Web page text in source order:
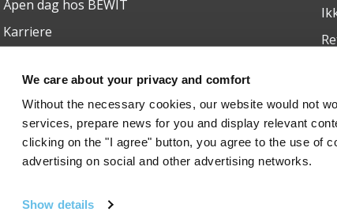
We care about your privacy and comfort
Without the necessary cookies, our website would not
services, prepare news for you and display relevant
clicking on the "I agree" button, you agree to the use of
advertising on social and other advertising networks.
Show details
Åpen dag hos BEWIT
Karriere